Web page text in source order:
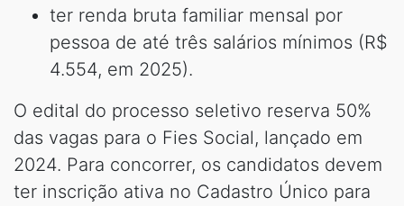
ter renda bruta familiar mensal por
pessoa de até três salários mínimos (R$
4.554, em 2025).
O edital do processo seletivo reserva 50%
das vagas para o Fies Social, lançado em
2024. Para concorrer, os candidatos devem
ter inscrição ativa no Cadastro Único para